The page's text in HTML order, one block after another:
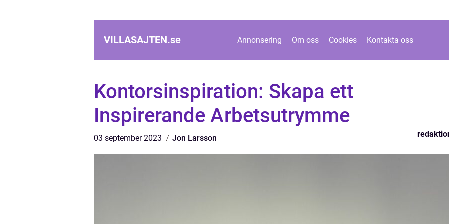
VILLASAJTEN.se Annonsering Om oss Cookies Kontakta oss
Kontorsinspiration: Skapa ett
Inspirerande Arbetsutrymme
03 september 2023 Jon Larsson